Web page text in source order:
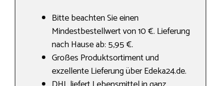
Bitte beachten Sie einen
Mindestbestellwert von 10 €. Lieferung
nach Hause ab: 5,95 €.
Großes Produktsortiment und
exzellente Lieferung über Edeka24.de.